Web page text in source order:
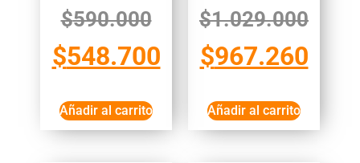
$590.000
$548.700
Añadir al carrito
$1.029.000
$967.260
Añadir al carrito